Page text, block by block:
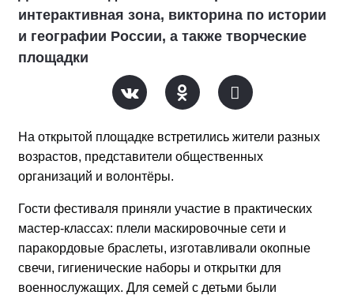
интерактивная зона, викторина по истории
и географии России, а также творческие
площадки
На открытой площадке встретились жители разных
возрастов, представители общественных
организаций и волонтёры.
Гости фестиваля приняли участие в практических
мастер-классах: плели маскировочные сети и
паракордовые браслеты, изготавливали окопные
свечи, гигиенические наборы и открытки для
военнослужащих. Для семей с детьми были